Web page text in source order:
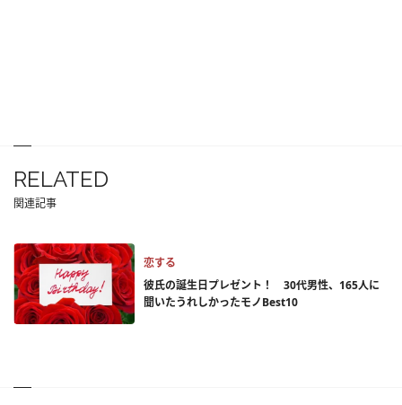
RELATED
関連記事
恋する
彼氏の誕生日プレゼント！ 30代男性、165人に
聞いたうれしかったモノBest10